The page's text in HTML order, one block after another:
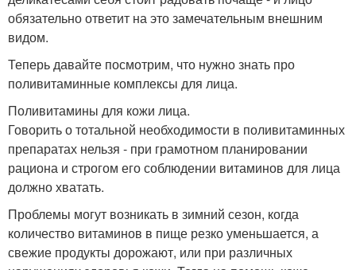
обязательно ответит на это замечательным внешним
видом.
Теперь давайте посмотрим, что нужно знать про
поливитаминные комплексы для лица.
Поливитамины для кожи лица.
Говорить о тотальной необходимости в поливитаминных
препаратах нельзя - при грамотном планировании
рациона и строгом его соблюдении витаминов для лица
должно хватать.
Проблемы могут возникать в зимний сезон, когда
количество витаминов в пище резко уменьшается, а
свежие продукты дорожают, или при различных